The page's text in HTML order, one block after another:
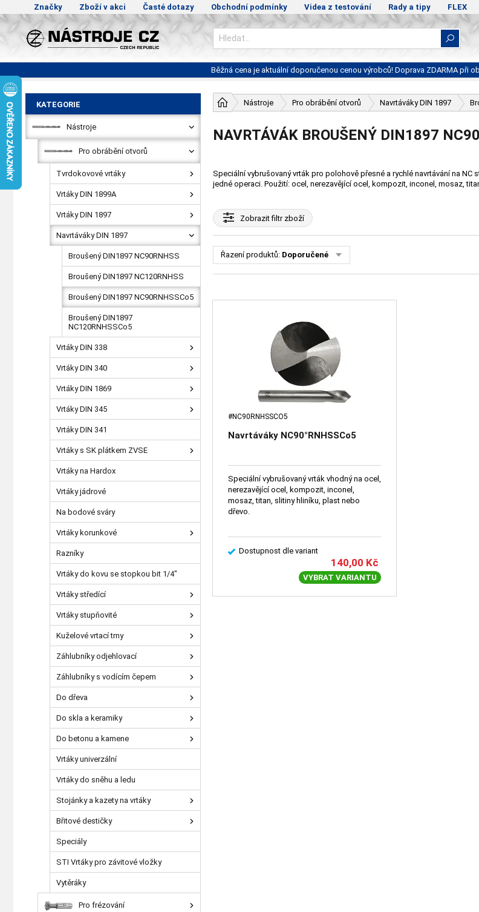
Značky Zboží v akci Časté dotazy Obchodní podmínky Videa z testování Rady a tipy FLEX
Běžná cena je aktuální doporučenou cenou výrobců! Doprava ZDARMA při
Nástroje Pro obrábění otvorů Navrtáváky DIN 1897
NAVRTÁVÁK BROUŠENÝ DIN1897
Speciální vybrušovaný vrták pro polohově přesné a rychlé navrtávání na
jedné operaci. Použití: ocel, nerezavějící ocel, kompozit, inconel, mosaz,
Zobrazitfiltr zboží
Řazení produktů: Doporučené
#NC90RNHSSCO5
Navrtáváky NC90°RNHSSCo5
Speciální vybrušovaný vrták vhodný na ocel,
nerezavějící ocel, kompozit, inconel,
mosaz, titan, slitiny hliníku, plast nebo
dřevo.
Dostupnost dle variant
140,00 Kč
VYBRAT VARIANTU
KATEGORIE
Nástroje
Pro obrábění otvorů
Tvrdokovové vrtáky
Vrtáky DIN 1899A
Vrtáky DIN 1897
Navrtáváky DIN 1897
Broušený DIN1897 NC90RNHSS
Broušený DIN1897 NC120RNHSS
Broušený DIN1897 NC90RNHSSCo5
Broušený DIN1897
NC120RNHSSCo5
Vrtáky DIN 338
Vrtáky DIN 340
Vrtáky DIN 1869
Vrtáky DIN 345
Vrtáky DIN 341
Vrtáky s SK plátkem ZVSE
Vrtáky na Hardox
Vrtáky jádrové
Na bodové sváry
Vrtáky korunkové
Razníky
Vrtáky do kovu se stopkou bit 1/4"
Vrtáky středící
Vrtáky stupňovité
Kuželové vrtací trny
Záhlubníky odjehlovací
Záhlubníky s vodícím čepem
Do dřeva
Do skla a keramiky
Do betonu a kamene
Vrtáky univerzální
Vrtáky do sněhu a ledu
Stojánky a kazety na vrtáky
Břitové destičky
Speciály
STI Vrtáky pro závitové vložky
Vytěráky
Pro frézování